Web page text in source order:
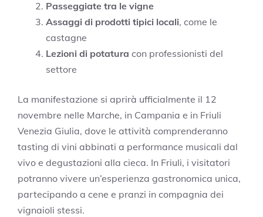
Passeggiate tra le vigne
Assaggi di prodotti tipici locali, come le
castagne
Lezioni di potatura con professionisti del
settore
La manifestazione si aprirà ufficialmente il 12
novembre nelle Marche, in Campania e in Friuli
Venezia Giulia, dove le attività comprenderanno
tasting di vini abbinati a performance musicali dal
vivo e degustazioni alla cieca. In Friuli, i visitatori
potranno vivere un’esperienza gastronomica unica,
partecipando a cene e pranzi in compagnia dei
vignaioli stessi.